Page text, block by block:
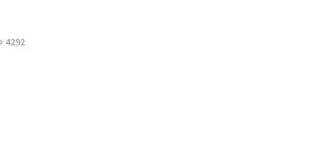
4292